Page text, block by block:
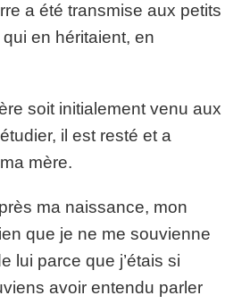
a été transmise aux petits
en héritaient, en
soit initialement venu aux
il est resté et a
mère.
ma naissance, mon
que je ne me souvienne
lui parce que j’étais si
avoir entendu parler